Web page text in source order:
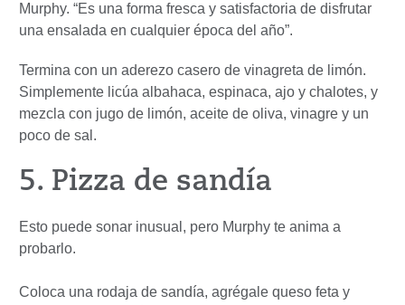
Murphy. “Es una forma fresca y satisfactoria de disfrutar
una ensalada en cualquier época del año”.
Termina con un aderezo casero de vinagreta de limón.
Simplemente licúa albahaca, espinaca, ajo y chalotes, y
mezcla con jugo de limón, aceite de oliva, vinagre y un
poco de sal.
5. Pizza de sandía
Esto puede sonar inusual, pero Murphy te anima a
probarlo.
Coloca una rodaja de sandía, agrégale queso feta y